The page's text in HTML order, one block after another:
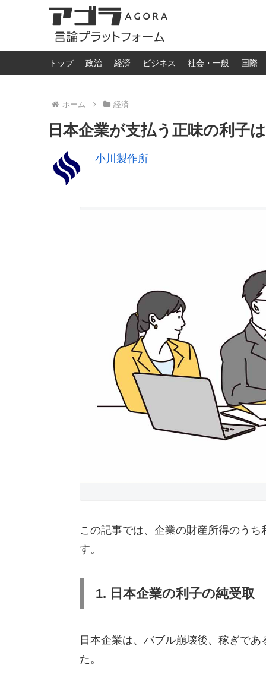
トップ 政治 経済 ビジネス 社会・一般 国際
ホーム 経済
日本企業が支払う正味の利子
小川製作所
この記事では、企業の財産所得のう
す。
1. 日本企業の利子の純受取
日本企業は、バブル崩壊後、稼ぎで
た。